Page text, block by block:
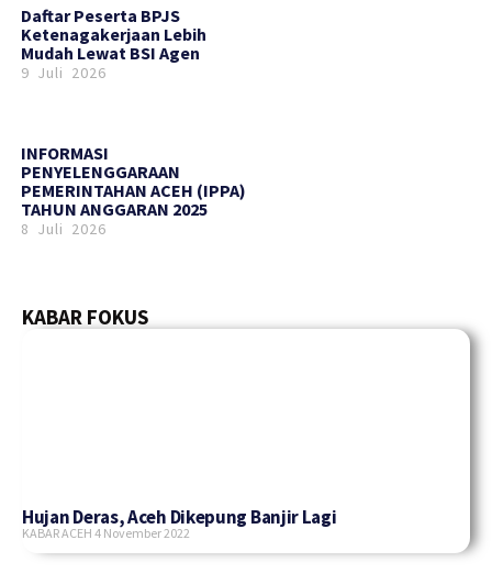
Daftar Peserta BPJS
Ketenagakerjaan Lebih
Mudah Lewat BSI Agen
9 Juli 2026
INFORMASI
PENYELENGGARAAN
PEMERINTAHAN ACEH (IPPA)
TAHUN ANGGARAN 2025
8 Juli 2026
KABAR FOKUS
Hujan Deras, Aceh Dikepung Banjir Lagi
KABAR ACEH 4 November 2022